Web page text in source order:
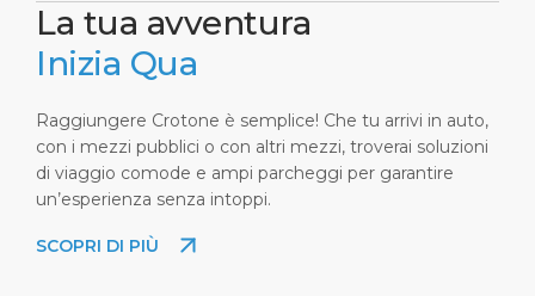
La tua avventura
Inizia Qua
Raggiungere Crotone è semplice! Che tu arrivi in auto,
con i mezzi pubblici o con altri mezzi, troverai soluzioni
di viaggio comode e ampi parcheggi per garantire
un’esperienza senza intoppi.
SCOPRI DI PIÙ